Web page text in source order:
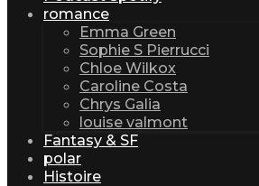
romance
Emma Green
Sophie S Pierrucci
Chloe Wilkox
Caroline Costa
Chrys Galia
louise valmont
Fantasy & SF
polar
Histoire